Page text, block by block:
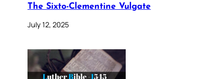
The Sixto-Clementine Vulgate
July 12, 2025